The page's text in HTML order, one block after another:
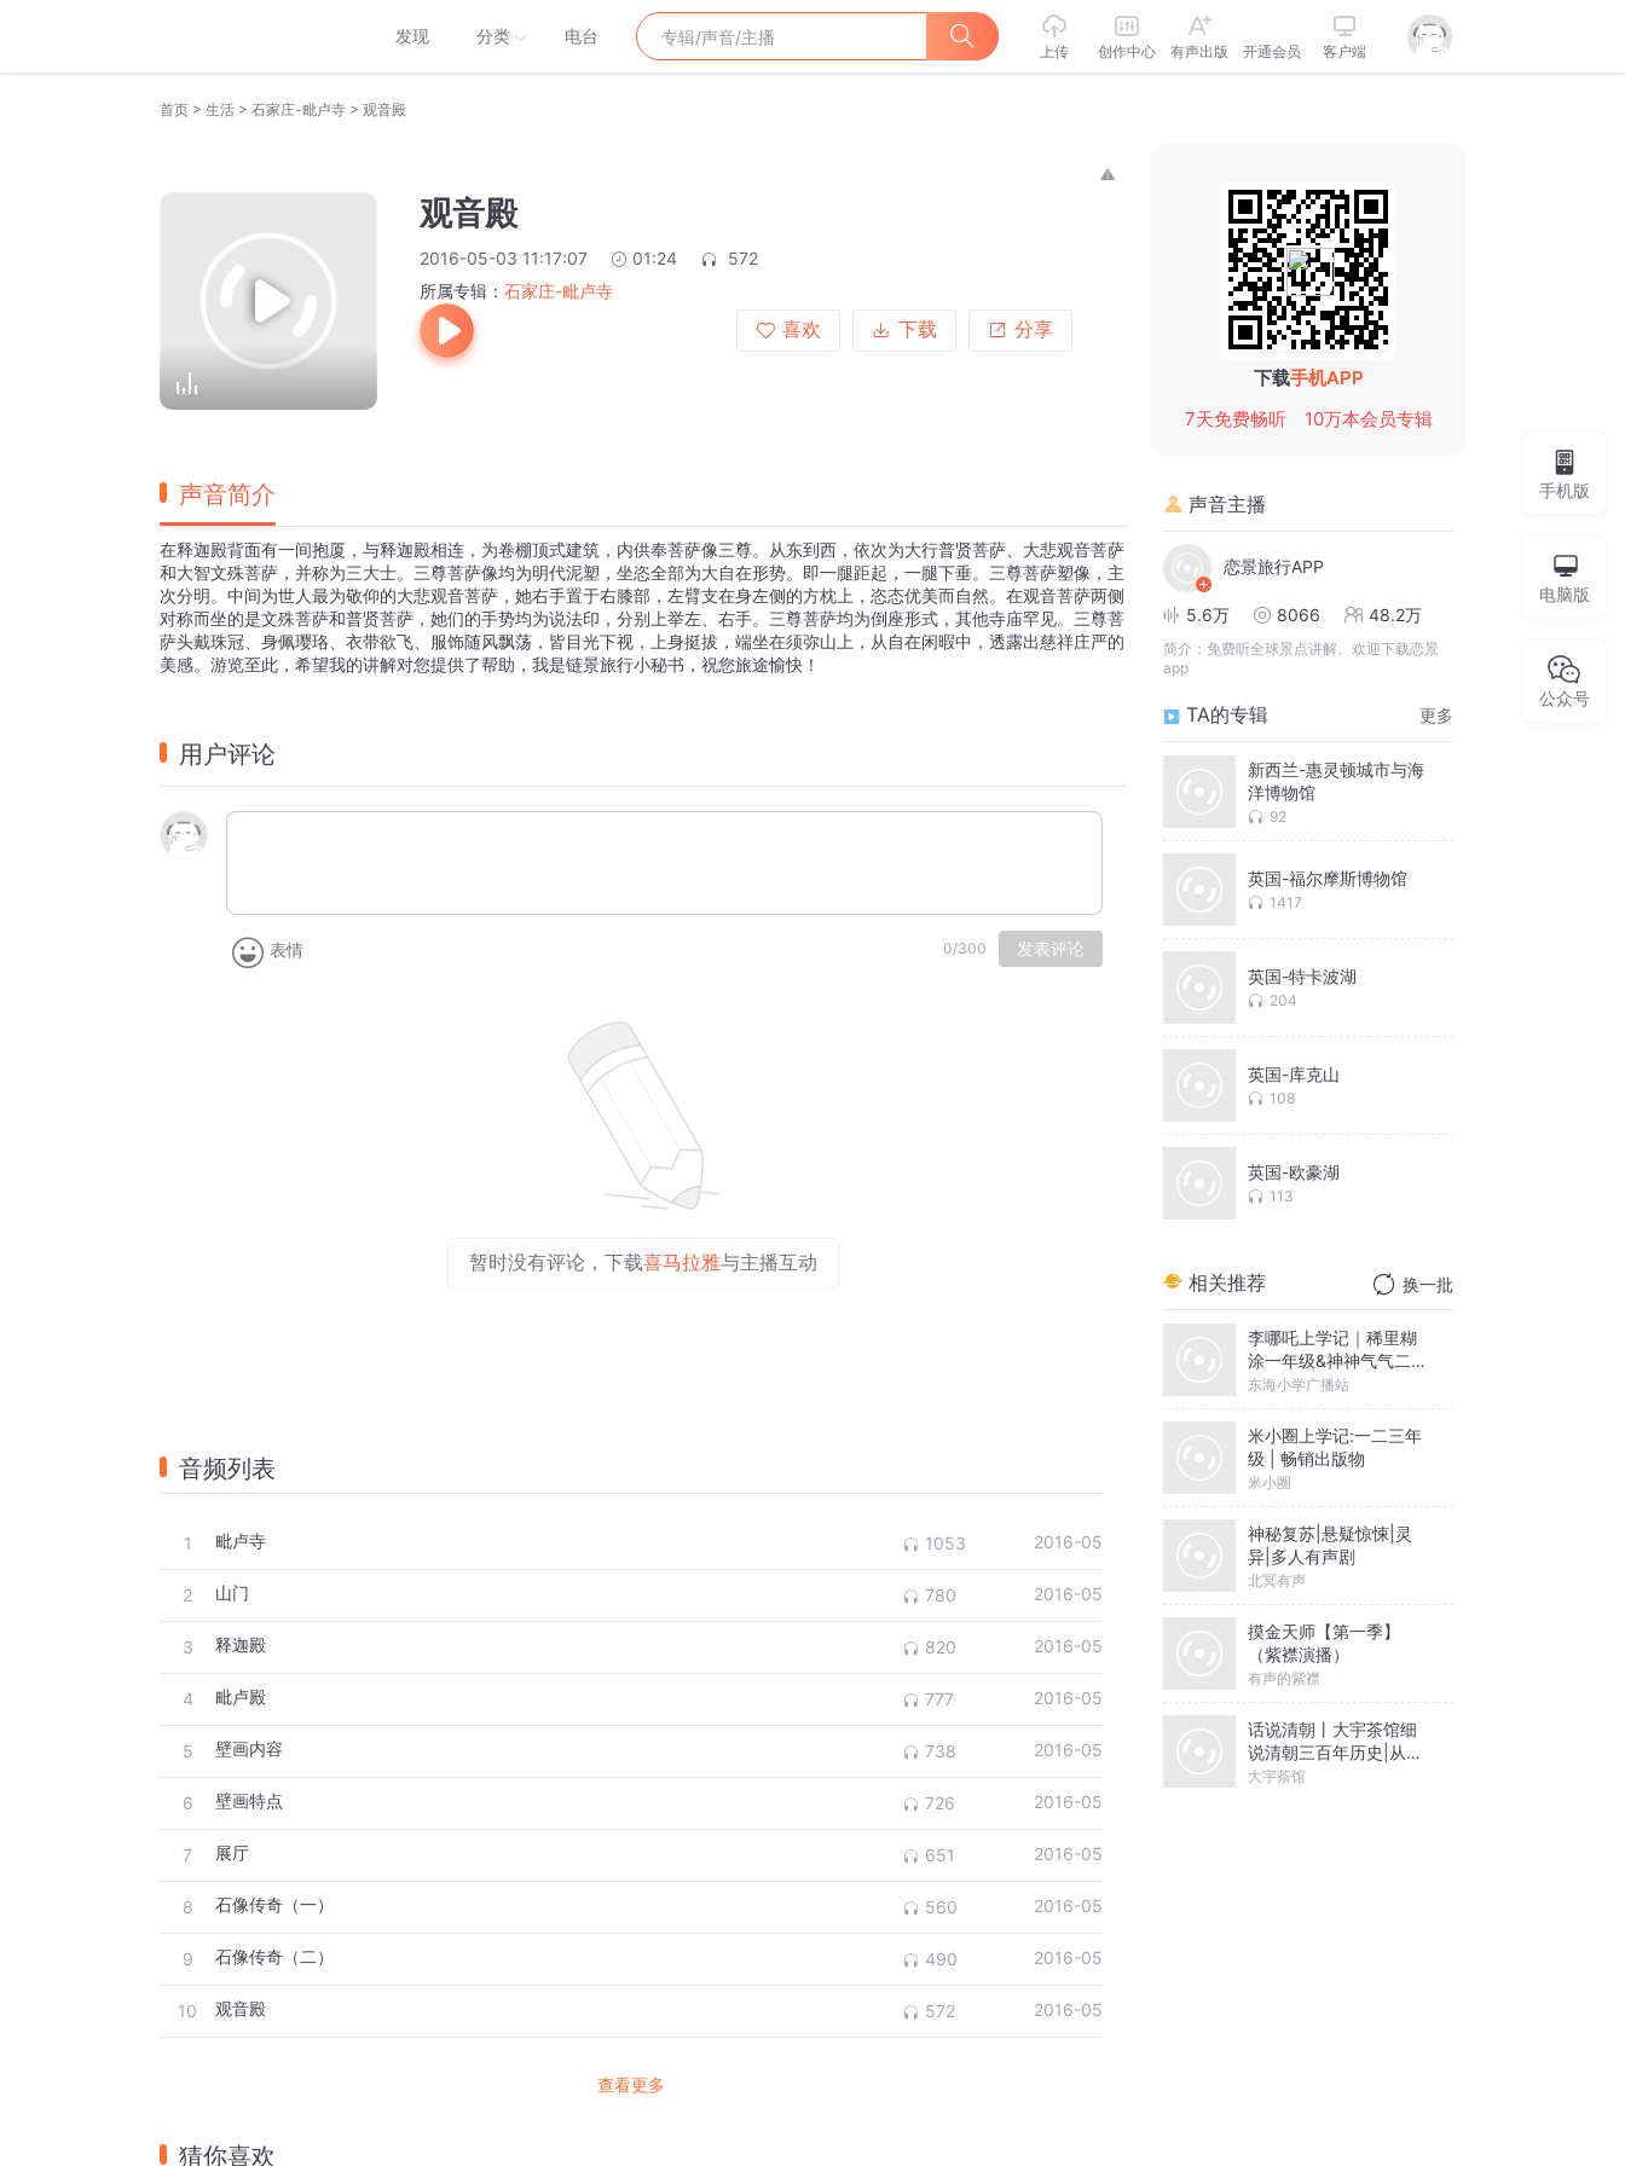
发现 分类 电台
上传 创作中心 有声出版 开通会员 客户端
首页 > 生活 > 石家庄-毗卢寺 > 观音殿
观音殿
2016-05-03 11:17:07 01:24
572
所属专辑： 石家庄-毗卢寺
喜欢
下载 分享
声音简介
在释迦殿背面有一间抱厦，与释迦殿相连，为卷棚顶式建筑，内供奉菩萨像三尊。从东到西，依次为大行普贤菩萨、大悲观音菩萨
和大智文殊菩萨，并称为三大士。三尊菩萨像均为明代泥塑，坐恣全部为大自在形势。即一腿距起，一腿下垂。三尊菩萨塑像，主
次分明。中间为世人最为敬仰的大悲观音菩萨，她右手置于右膝部，左臂支在身左侧的方枕上，恣态优美而自然。在观音菩萨两侧
对称而坐的是文殊菩萨和普贤菩萨，她们的手势均为说法印，分别上举左、右手。三尊菩萨均为倒座形式，其他寺庙罕见。三尊菩
萨头戴珠冠、身佩璎珞、衣带欲飞、服饰随风飘荡，皆目光下视，上身挺拔，端坐在须弥山上，从自在闲暇中，透露出慈祥庄严的
美感。游览至此，希望我的讲解对您提供了帮助，我是链景旅行小秘书，祝您旅途愉快！
用户评论
表情 0/300 发表评论
暂时没有评论，下载喜马拉雅与主播互动
音频列表
1 毗卢寺 1053 2016-05
2 山门 780 2016-05
3 释迦殿 820 2016-05
4 毗卢殿 777 2016-05
5 壁画内容 738 2016-05
6 壁画特点 726 2016-05
7 展厅 651 2016-05
8 石像传奇（一） 560 2016-05
9 石像传奇（二） 490 2016-05
10 观音殿 572 2016-05
查看更多
猜你喜欢
下载手机APP
7天免费畅听
10万本会员专辑
声音主播
恋景旅行APP
5.6万 8066 48.2万
简介： 免费听全球景点讲解。欢迎下载恋景
app
TA的专辑 更多
新西兰-惠灵顿城市与海
洋博物馆
92
英国-福尔摩斯博物馆
1417
英国-特卡波湖
204
英国-库克山
108
英国-欧豪湖
113
相关推荐 换一批
李哪吒上学记｜稀里糊
涂一年级&神神气气二年
级
东海小学广播站
米小圈上学记:一二三年
级 | 畅销出版物
米小圈
神秘复苏|悬疑惊悚|灵
异|多人有声剧
北冥有声
摸金天师【第一季】
（紫襟演播）
有声的紫襟
话说清朝丨大宇茶馆细
说清朝三百年历史|从努
尔哈赤到末代皇帝溥仪|
大宇茶馆
手机版
电脑版
公众号